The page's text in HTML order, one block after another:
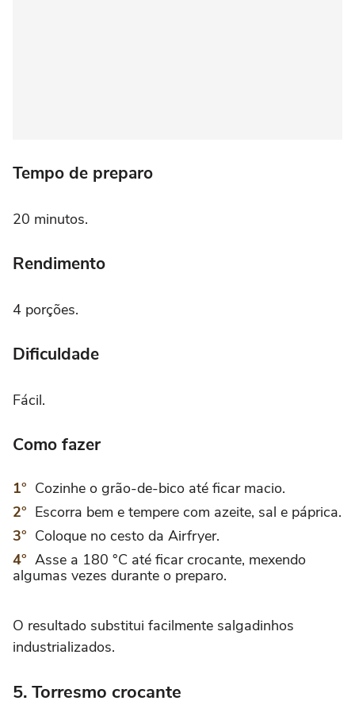
Tempo de preparo
20 minutos.
Rendimento
4 porções.
Dificuldade
Fácil.
Como fazer
Cozinhe o grão-de-bico até ficar macio.
Escorra bem e tempere com azeite, sal e páprica.
Coloque no cesto da Airfryer.
Asse a 180 °C até ficar crocante, mexendo
algumas vezes durante o preparo.
O resultado substitui facilmente salgadinhos
industrializados.
5. Torresmo crocante